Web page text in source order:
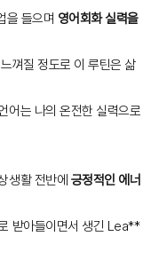
을 들으며 영어회화 실력을
껴질 정도로 이 루틴은 삶
어는 나의 온전한 실력으로
생활 전반에 긍정적인 에너
받아들이면서 생긴 Lea**